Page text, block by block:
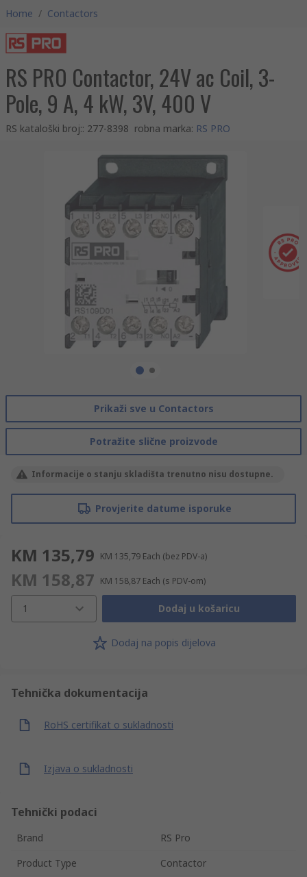
Home / Contactors
RS PRO Contactor, 24V ac Coil, 3-
Pole, 9 A, 4 kW, 3V, 400 V
RS kataloški broj:: 277-8398 robna marka: RS PRO
Prikaži sve u Contactors
Potražite slične proizvode
Informacije o stanju skladišta trenutno nisu dostupne.
Provjerite datume isporuke
KM 135,79 KM 135,79 Each (bez PDV-a)
KM 158,87 KM 158,87 Each (s PDV-om)
1 Dodaj u košaricu
Dodaj na popis dijelova
Tehnička dokumentacija
RoHS certifikat o sukladnosti
Izjava o sukladnosti
Tehnički podaci
Brand
RS Pro
Product Type
Contactor